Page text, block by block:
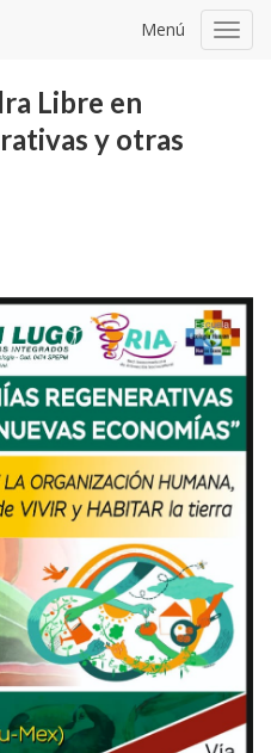
Menú
Libre en
y otras